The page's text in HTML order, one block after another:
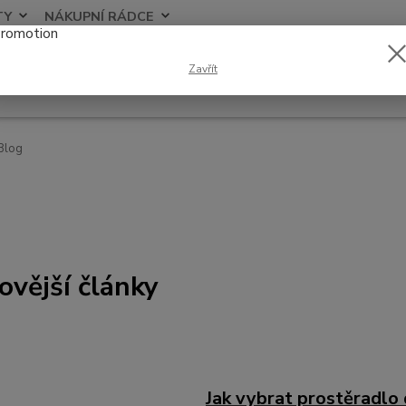
NÁKUPNÍ RÁDCE
Hledat
články
Jak vybrat prostěradlo
Zavřít